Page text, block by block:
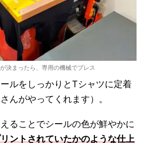
決まったら、専用の機械でプレス
ルをしっかりとTシャツに定着
んがやってくれます）。
ることでシールの色が鮮やかに
ントされていたかのような仕上